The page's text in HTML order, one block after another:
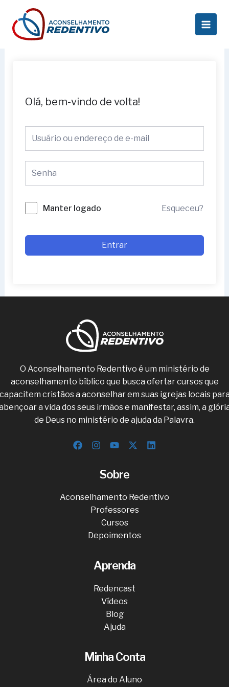
para
Main
Olá, bem-vindo de volta!
Manter logado Esqueceu?
Entrar
O Aconselhamento Redentivo é um ministério de
aconselhamento bíblico que busca ofertar cursos que
cristãos a aconselhar em suas igrejas locais
a vida dos seus irmãos e manifestar, assim, a
de Deus no ministério de ajuda da Palavra.
Sobre
Aconselhamento Redentivo
Professores
Cursos
Depoimentos
Aprenda
Redencast
Vídeos
Blog
Ajuda
Minha Conta
Área do Aluno